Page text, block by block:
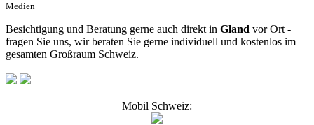
Medien
Besichtigung und Beratung gerne auch direkt in Gland vor Ort -
fragen Sie uns, wir beraten Sie gerne individuell und kostenlos im
gesamten Großraum Schweiz.
Mobil Schweiz: